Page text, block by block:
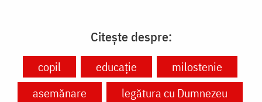
Citește despre:
copil educație
milostenie
asemănare
legătura cu Dumnezeu